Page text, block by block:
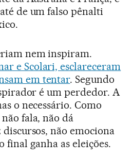
de um falso pênalti
nem inspiram.
e Scolari, esclareceram
em tentar. Segundo
é um perdedor. A
o necessário. Como
fala, não dá
não emociona
final ganha as eleições.